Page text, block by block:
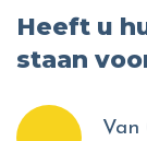
Heeft u
staan
Van